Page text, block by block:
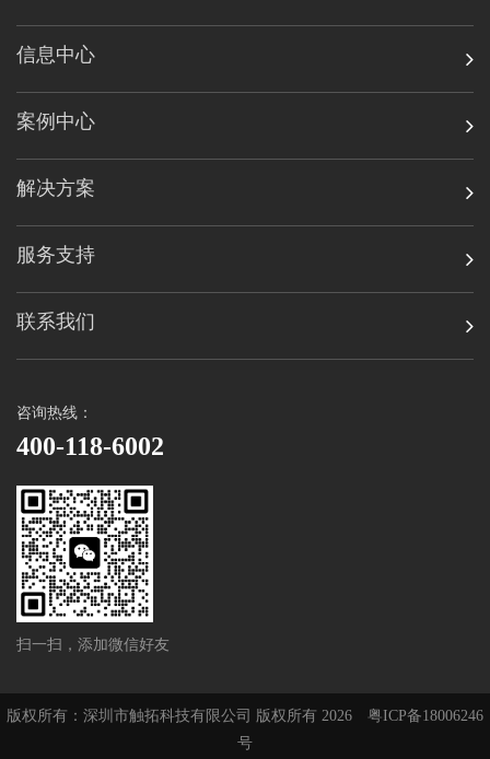
信息中心
案例中心
解决方案
服务支持
联系我们
咨询热线：
400-118-6002
扫一扫，添加微信好友
版权所有：深圳市触拓科技有限公司 版权所有 2026 粤ICP备18006246
号